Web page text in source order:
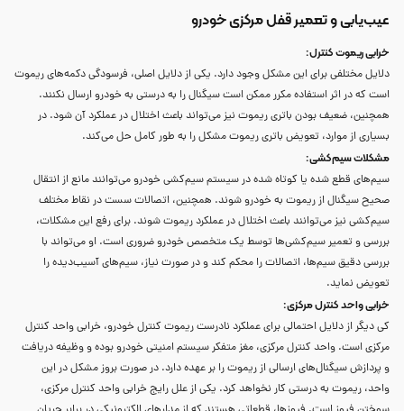
عیب‌یابی و تعمیر قفل مرکزی خودرو
خرابی ریموت کنترل:
دلایل مختلفی برای این مشکل وجود دارد. یکی از دلایل اصلی، فرسودگی دکمه‌های ریموت
است که در اثر استفاده مکرر ممکن است سیگنال را به درستی به خودرو ارسال نکنند.
همچنین، ضعیف بودن باتری ریموت نیز می‌تواند باعث اختلال در عملکرد آن شود. در
بسیاری از موارد، تعویض باتری ریموت مشکل را به طور کامل حل می‌کند.
مشکلات سیم‌کشی:
سیم‌های قطع شده یا کوتاه شده در سیستم سیم‌کشی خودرو می‌توانند مانع از انتقال
صحیح سیگنال از ریموت به خودرو شوند. همچنین، اتصالات سست در نقاط مختلف
سیم‌کشی نیز می‌توانند باعث اختلال در عملکرد ریموت شوند. برای رفع این مشکلات،
بررسی و تعمیر سیم‌کشی‌ها توسط یک متخصص خودرو ضروری است. او می‌تواند با
بررسی دقیق سیم‌ها، اتصالات را محکم کند و در صورت نیاز، سیم‌های آسیب‌دیده را
تعویض نماید.
خرابی واحد کنترل مرکزی:
کی دیگر از دلایل احتمالی برای عملکرد نادرست ریموت کنترل خودرو، خرابی واحد کنترل
مرکزی است. واحد کنترل مرکزی، مغز متفکر سیستم امنیتی خودرو بوده و وظیفه دریافت
و پردازش سیگنال‌های ارسالی از ریموت را بر عهده دارد. در صورت بروز مشکل در این
واحد، ریموت به درستی کار نخواهد کرد. یکی از علل رایج خرابی واحد کنترل مرکزی،